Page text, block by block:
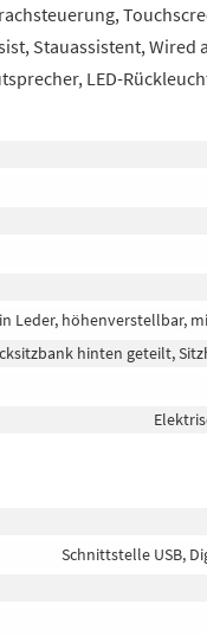
Stauassistent,
LED-
in Leder, höhenverstellbar,
hinten geteilt,
Schnittstelle USB,